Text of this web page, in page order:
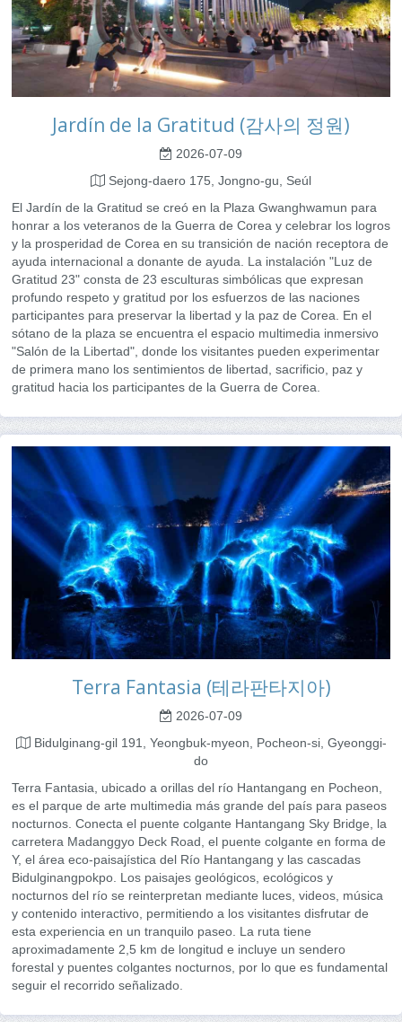
Jardín de la Gratitud (감사의 정원)
2026-07-09
Sejong-daero 175, Jongno-gu, Seúl
El Jardín de la Gratitud se creó en la Plaza Gwanghwamun para
honrar a los veteranos de la Guerra de Corea y celebrar los logros
y la prosperidad de Corea en su transición de nación receptora de
ayuda internacional a donante de ayuda. La instalación "Luz de
Gratitud 23" consta de 23 esculturas simbólicas que expresan
profundo respeto y gratitud por los esfuerzos de las naciones
participantes para preservar la libertad y la paz de Corea. En el
sótano de la plaza se encuentra el espacio multimedia inmersivo
"Salón de la Libertad", donde los visitantes pueden experimentar
de primera mano los sentimientos de libertad, sacrificio, paz y
gratitud hacia los participantes de la Guerra de Corea.
Terra Fantasia (테라판타지아)
2026-07-09
Bidulginang-gil 191, Yeongbuk-myeon, Pocheon-si, Gyeonggi-
do
Terra Fantasia, ubicado a orillas del río Hantangang en Pocheon,
es el parque de arte multimedia más grande del país para paseos
nocturnos. Conecta el puente colgante Hantangang Sky Bridge, la
carretera Madanggyo Deck Road, el puente colgante en forma de
Y, el área eco-paisajística del Río Hantangang y las cascadas
Bidulginangpokpo. Los paisajes geológicos, ecológicos y
nocturnos del río se reinterpretan mediante luces, videos, música
y contenido interactivo, permitiendo a los visitantes disfrutar de
esta experiencia en un tranquilo paseo. La ruta tiene
aproximadamente 2,5 km de longitud e incluye un sendero
forestal y puentes colgantes nocturnos, por lo que es fundamental
seguir el recorrido señalizado.